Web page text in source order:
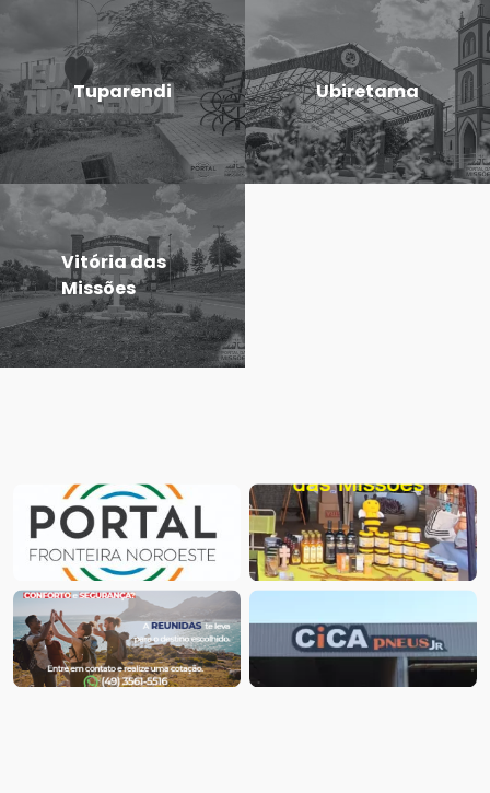
Tuparendi Ubiretama
Vitória das
Missões